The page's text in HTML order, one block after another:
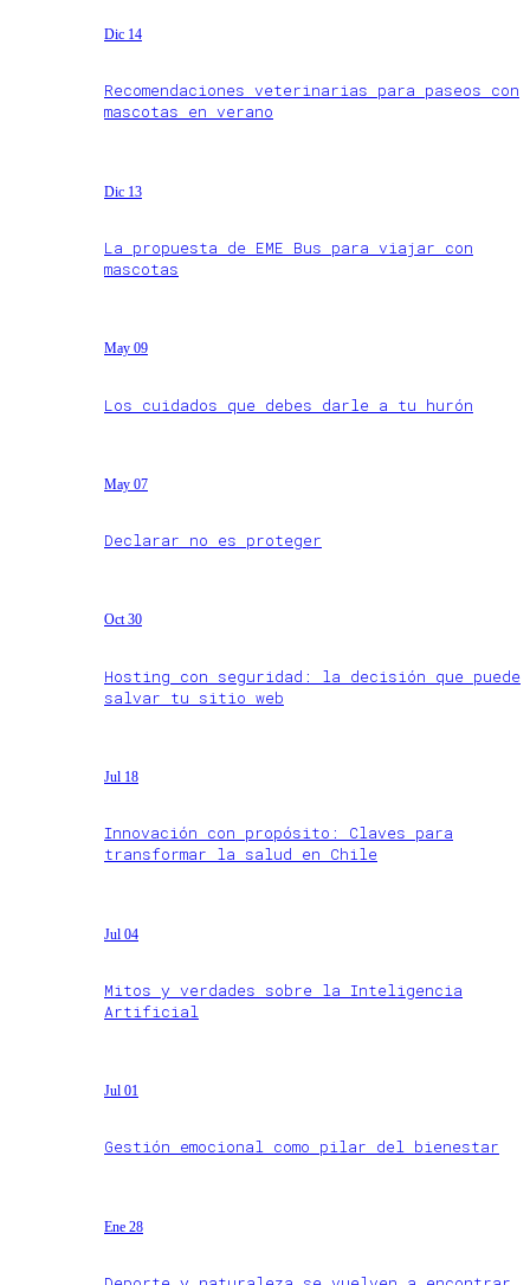
Dic 14
Recomendaciones veterinarias para paseos con
mascotas en verano
Dic 13
La propuesta de EME Bus para viajar con
mascotas
May 09
Los cuidados que debes darle a tu hurón
May 07
Declarar no es proteger
Oct 30
Hosting con seguridad: la decisión que puede
salvar tu sitio web
Jul 18
Innovación con propósito: Claves para
transformar la salud en Chile
Jul 04
Mitos y verdades sobre la Inteligencia
Artificial
Jul 01
Gestión emocional como pilar del bienestar
Ene 28